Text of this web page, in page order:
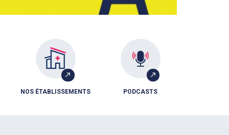
NOS ÉTABLISSEMENTS PODCASTS